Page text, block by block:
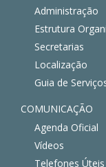
Administração
Estrutura
Secretarias
Localização
Guia de
COMUNICAÇÃO
Agenda Oficial
Vídeos
Telefones Úteis